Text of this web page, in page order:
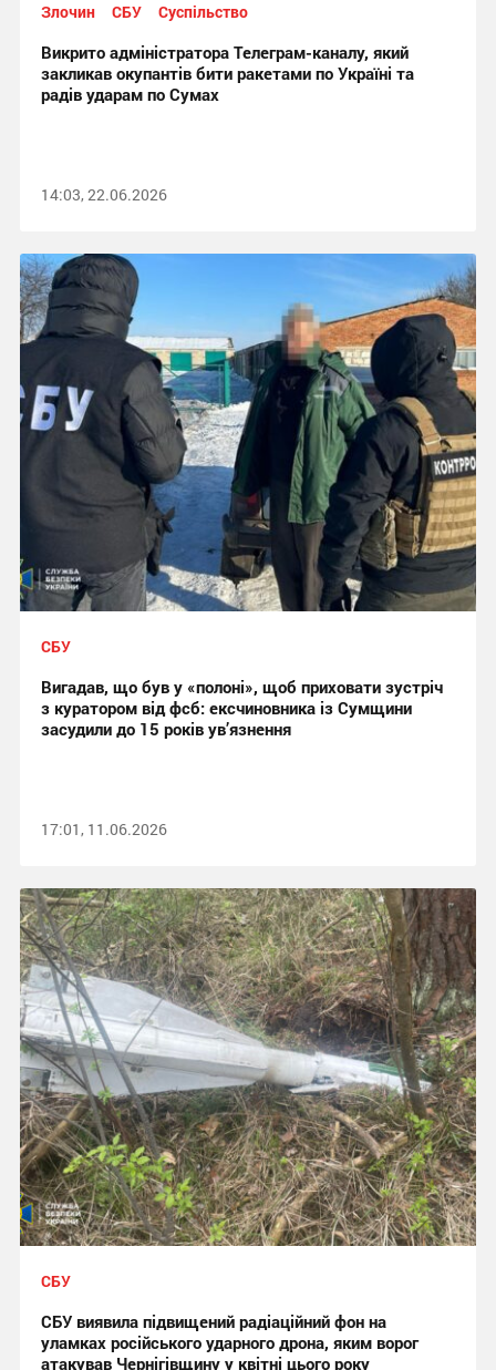
Злочин СБУ Суспільство
Викрито адміністратора Телеграм-каналу, який
закликав окупантів бити ракетами по Україні та
радів ударам по Сумах
14:03, 22.06.2026
СБУ
Вигадав, що був у «полоні», щоб приховати зустріч
з куратором від фсб: ексчиновника із Сумщини
засудили до 15 років ув’язнення
17:01, 11.06.2026
СБУ
СБУ виявила підвищений радіаційний фон на
уламках російського ударного дрона, яким ворог
атакував Чернігівщину у квітні цього року